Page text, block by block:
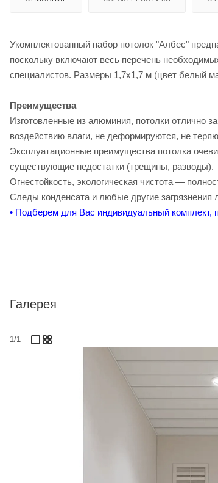
Укомплектованный набор потолок "Албес"
поскольку включают весь перечень
специалистов. Размеры 1,7х1,7 м (цвет белый
Преимущества
Изготовленные из алюминия, потолки отлично
воздействию влаги, не деформируются, не
Эксплуатационные преимущества потолка
существующие недостатки (трещины, разводы).
Огнестойкость, экологическая чистота —
Следы конденсата и любые другие
• Подберем для Вас индивидуальный
Галерея
1/1 —